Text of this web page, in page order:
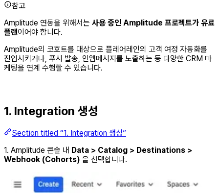
참고
Amplitude 연동을 위해서는 사용 중인 Amplitude 프로젝트가 유료
플랜이어야 합니다.
Amplitude의 코호트를 대상으로 플레어레인의 고객 여정 자동화를
진입시키거나, 푸시 발송, 인앱메시지를 노출하는 등 다양한 CRM 마
케팅을 연계 수행할 수 있습니다.
1. Integration 생성
Section titled “1. Integration 생성”
1. Amplitude 콘솔 내 Data > Catalog > Destinations >
Webhook (Cohorts) 을 선택합니다.